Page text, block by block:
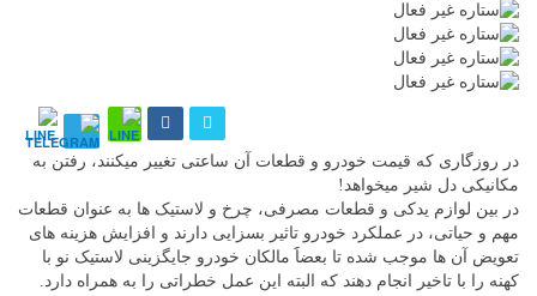
در روزگاری که قیمت خودرو و قطعات آن ساعتی تغییر میکنند، رفتن به
مکانیکی دل شیر میخواهد!
در بین لوازم یدکی و قطعات مصرفی، چرخ و لاستیک ها به عنوان قطعات
مهم و حیاتی، در عملکرد خودرو تاثیر بسزایی دارند و افزایش هزینه های
تعویض آن ها موجب شده تا بعضاََ مالکان خودرو جایگزینی لاستیک نو با
کهنه را با تاخیر انجام دهند که البته این عمل خطراتی را به همراه دارد.